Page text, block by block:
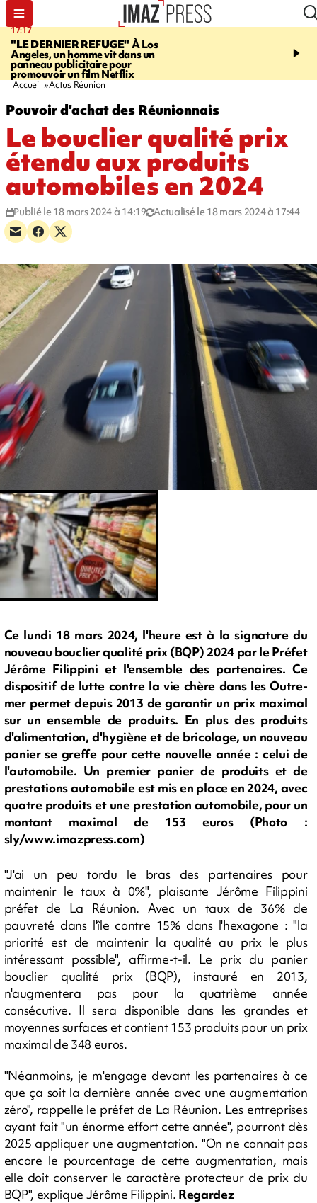
17:17
"LE DERNIER REFUGE" À Los
Angeles, un homme vit dans un
panneau publicitaire pour
promouvoir un film Netflix
16:32
ans mis en examen et
Accueil Actus Réunion
Pouvoir d'achat des Réunionnais
Le bouclier qualité prix
étendu aux produits
automobiles en 2024
Publié le 18 mars 2024 à 14:19 Actualisé le 18 mars 2024 à 17:44
Ce lundi 18 mars 2024, l'heure est à la signature du
nouveau bouclier qualité prix (BQP) 2024 par le Préfet
Jérôme Filippini et l'ensemble des partenaires. Ce
dispositif de lutte contre la vie chère dans les Outre-
mer permet depuis 2013 de garantir un prix maximal
sur un ensemble de produits. En plus des produits
d'alimentation, d'hygiène et de bricolage, un nouveau
panier se greffe pour cette nouvelle année : celui de
l'automobile. Un premier panier de produits et de
prestations automobile est mis en place en 2024, avec
quatre produits et une prestation automobile, pour un
montant maximal de 153 euros (Photo :
sly/www.imazpress.com)
"J'ai un peu tordu le bras des partenaires pour
maintenir le taux à 0%", plaisante Jérôme Filippini
préfet de La Réunion. Avec un taux de 36% de
pauvreté dans l'île contre 15% dans l'hexagone : "la
priorité est de maintenir la qualité au prix le plus
intéressant possible", affirme-t-il. Le prix du panier
bouclier qualité prix (BQP), instauré en 2013,
n'augmentera pas pour la quatrième année
consécutive. Il sera disponible dans les grandes et
moyennes surfaces et contient 153 produits pour un prix
maximal de 348 euros.
"Néanmoins, je m'engage devant les partenaires à ce
que ça soit la dernière année avec une augmentation
zéro", rappelle le préfet de La Réunion. Les entreprises
ayant fait "un énorme effort cette année", pourront dès
2025 appliquer une augmentation. "On ne connait pas
encore le pourcentage de cette augmentation, mais
elle doit conserver le caractère protecteur de prix du
BQP", explique Jérôme Filippini. Regardez